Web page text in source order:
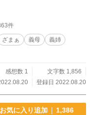
件
ざまぁ 義母
義姉
感想数 1
文字数 1,856
登録日 2022.08.20
お気に入り追加 1,386